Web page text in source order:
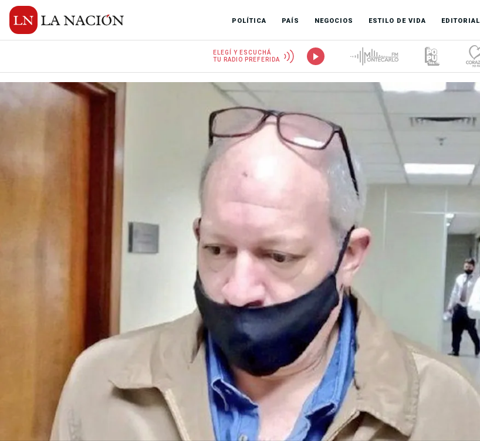
POLÍTICA PAÍS NEGOCIOS ESTILO DE VIDA EDITORIAL
ELEGÍ Y ESCUCHÁ
TU RADIO PREFERIDA